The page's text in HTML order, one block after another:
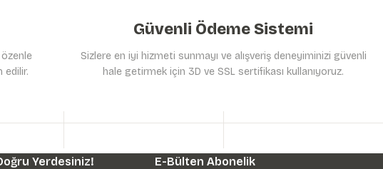
edilir.
Güvenli Ödeme Sistemi
Sizlere en iyi hizmeti sunmayı ve alışveriş deneyiminizi güvenli
hale getirmek için 3D ve SSL sertifikası kullanıyoruz.
Yerdesiniz! E-Bülten Abonelik